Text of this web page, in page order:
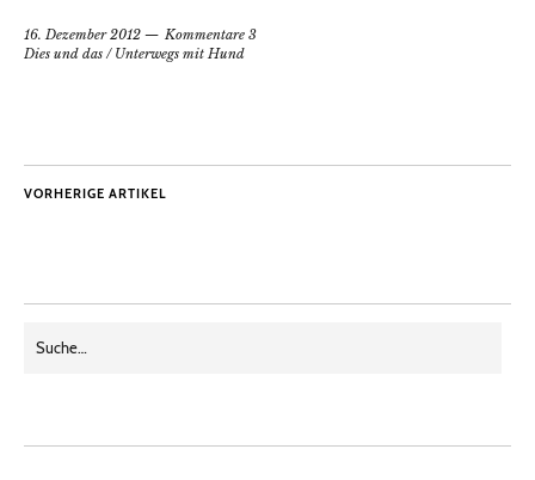
16. Dezember 2012
Kommentare 3
Dies und das / Unterwegs mit Hund
VORHERIGE ARTIKEL